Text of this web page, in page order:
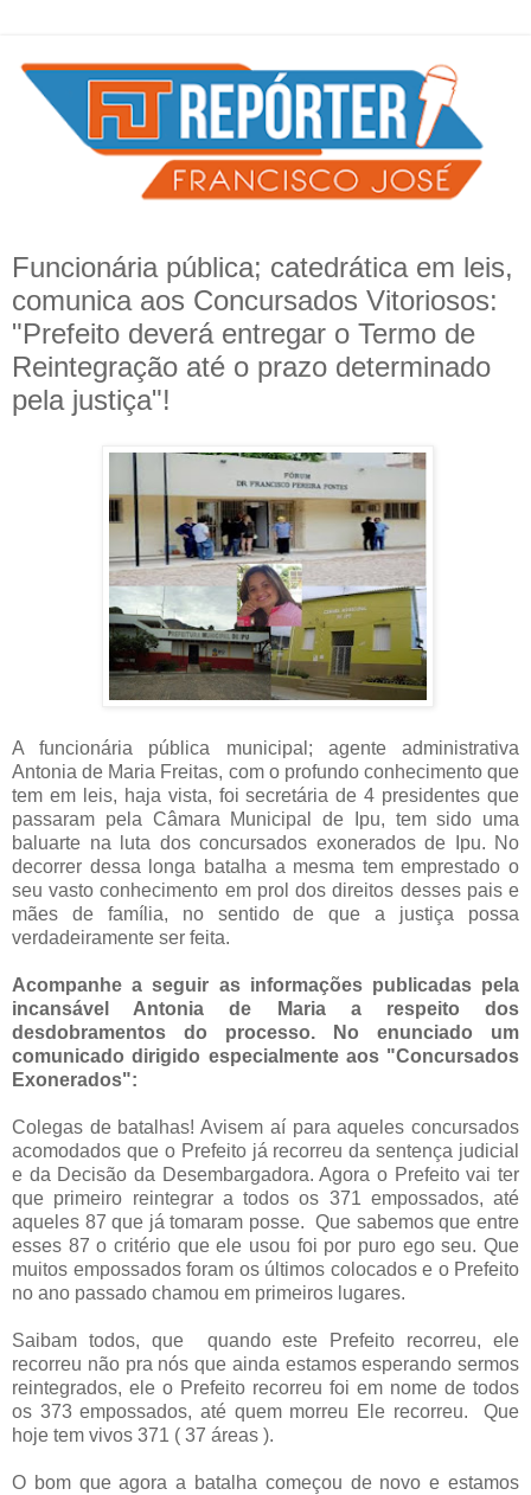
Funcionária pública; catedrática em leis,
comunica aos Concursados Vitoriosos:
"Prefeito deverá entregar o Termo de
Reintegração até o prazo determinado
pela justiça"!
A funcionária pública municipal; agente administrativa
Antonia de Maria Freitas, com o profundo conhecimento que
tem em leis, haja vista, foi secretária de 4 presidentes que
passaram pela Câmara Municipal de Ipu, tem sido uma
baluarte na luta dos concursados exonerados de Ipu. No
decorrer dessa longa batalha a mesma tem emprestado o
seu vasto conhecimento em prol dos direitos desses pais e
mães de família, no sentido de que a justiça possa
verdadeiramente ser feita.
Acompanhe a seguir as informações publicadas pela
incansável Antonia de Maria a respeito dos
desdobramentos do processo. No enunciado um
comunicado dirigido especialmente aos "Concursados
Exonerados":
Colegas de batalhas! Avisem aí para aqueles concursados
acomodados que o Prefeito já recorreu da sentença judicial
e da Decisão da Desembargadora. Agora o Prefeito vai ter
que primeiro reintegrar a todos os 371 empossados, até
aqueles 87 que já tomaram posse. Que sabemos que entre
esses 87 o critério que ele usou foi por puro ego seu. Que
muitos empossados foram os últimos colocados e o Prefeito
no ano passado chamou em primeiros lugares.
Saibam todos, que quando este Prefeito recorreu, ele
recorreu não pra nós que ainda estamos esperando sermos
reintegrados, ele o Prefeito recorreu foi em nome de todos
os 373 empossados, até quem morreu Ele recorreu. Que
hoje tem vivos 371 ( 37 áreas ).
O bom que agora a batalha começou de novo e estamos